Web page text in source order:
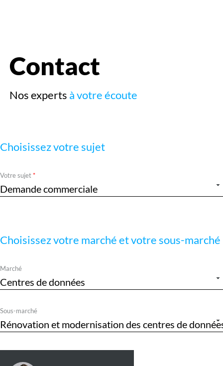
Contact
Nos experts à votre écoute
Choisissez votre sujet
Votre sujet Required
Choisissez votre marché et votre sous-marché
Marché
Sous-marché